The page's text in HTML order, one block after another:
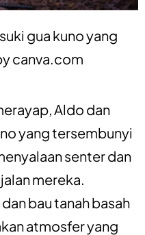
gua kuno yang
canva.com
Aldo dan
yang tersembunyi
senter dan
mereka.
bau tanah basah
atmosfer yang